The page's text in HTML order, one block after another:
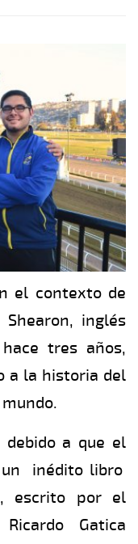
el contexto de
inglés
tres años,
a la historia del
debido a que el
un inédito libro
escrito por el
Gatica